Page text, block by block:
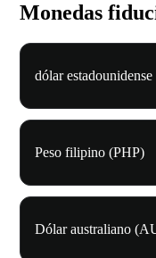
Monedas
dólar estadounidense
Peso filipino (PHP)
Dólar australiano